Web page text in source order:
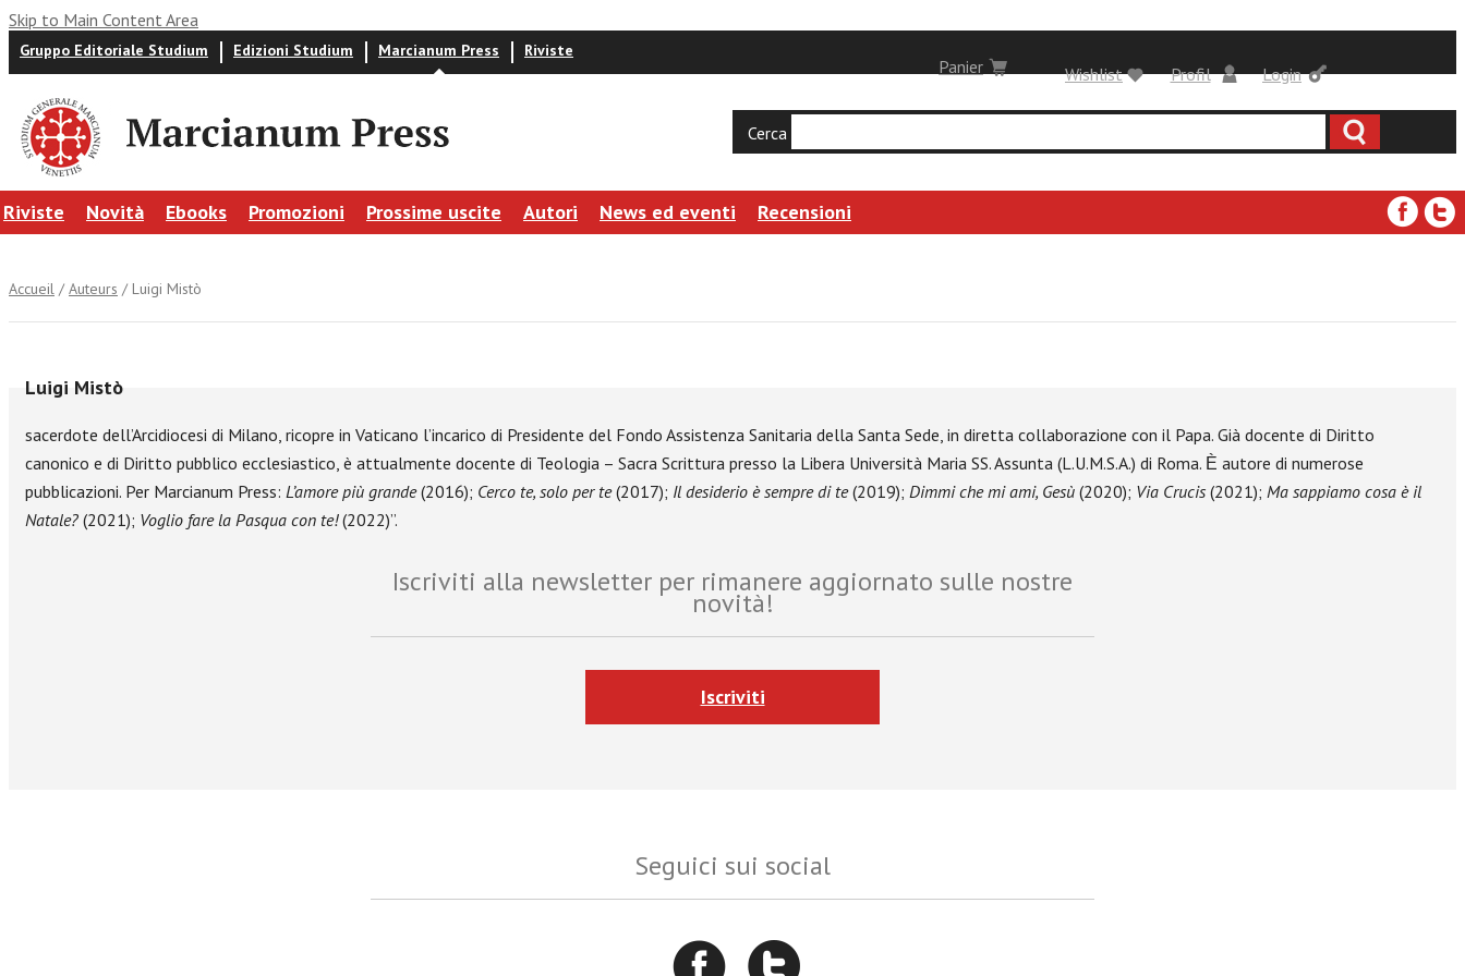
Skip to Main Content Area
Gruppo Editoriale Studium Edizioni Studium Marcianum Press Riviste
Login
Panier Profil
Wishlist
Cerca
Riviste Novità Ebooks Promozioni Prossime uscite Autori News ed eventi Recensioni
Accueil /Auteurs / Luigi Mistò
Luigi Mistò
sacerdote dell’Arcidiocesi di Milano, ricopre in Vaticano l’incarico di Presidente del Fondo Assistenza Sanitaria della Santa Sede, in diretta collaborazione con il Papa. Già docente di Diritto
canonico e di Diritto pubblico ecclesiastico, è attualmente docente di Teologia – Sacra Scrittura presso la Libera Università Maria SS. Assunta (L.U.M.S.A.) di Roma. Ѐ autore di numerose
pubblicazioni. Per Marcianum Press: L’amore più grande(2016); Cerco te, solo per te(2017); Il desiderio è sempre di te(2019); Dimmi che mi ami, Gesù (2020); Via Crucis (2021); Ma sappiamo cosa è il
Natale? (2021); Voglio fare la Pasqua con te!(2022)”.
Iscriviti alla newsletter per rimanere aggiornato sulle nostre
novità!
Iscriviti
Seguici sui social